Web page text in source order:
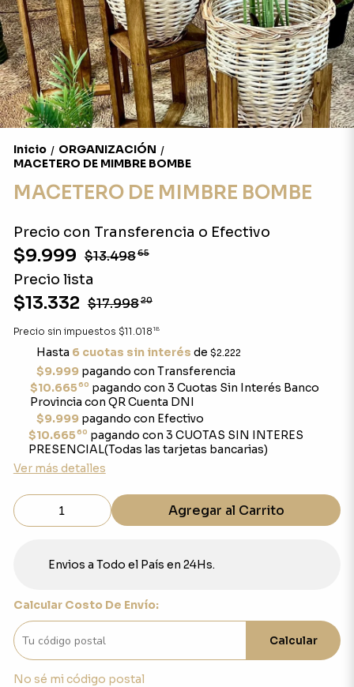
Inicio / ORGANIZACIÓN /
MACETERO DE MIMBRE BOMBE
MACETERO DE MIMBRE BOMBE
Precio con Transferencia o Efectivo
$9.999 $13.49865
Precio lista
$13.332 $17.99820
Precio sin impuestos $11.018 18
Hasta 6 cuotas sin interés de $2.222
$9.999pagando con Transferencia
$10.66560 pagando con 3 Cuotas Sin Interés Banco
Provincia con QR Cuenta DNI
$9.999pagando con Efectivo
$10.66560 pagando con 3 CUOTAS SIN INTERES
PRESENCIAL(Todas las tarjetas bancarias)
Ver más detalles
Agregar al Carrito
Envios a Todo el País en 24Hs.
Calcular Costo De Envío:
Calcular
No sé mi código postal